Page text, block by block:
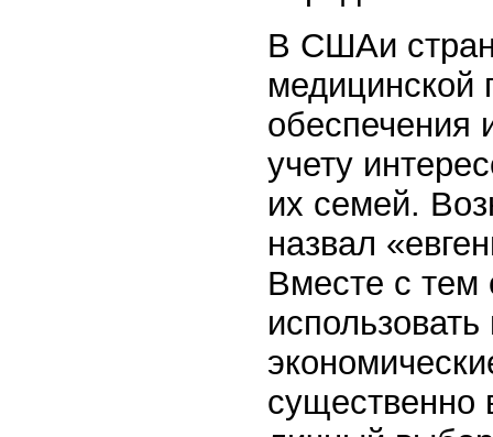
В СШАи
медицинской
обеспечения
учету
их семей.
назвал
Вместе с тем
существенно